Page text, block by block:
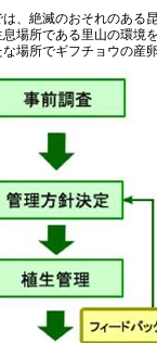
は、絶滅のおそれのある
息場所である里山の環境
場所でギフチョウの産